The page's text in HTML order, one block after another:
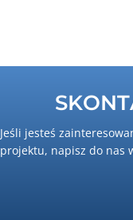
Jeśli jesteś
projektu, napisz do nas